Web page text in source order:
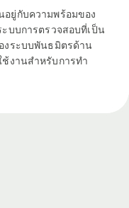
อยู่กับความพร้อมของ
บบการตรวจสอบที่เป็น
งระบบพันธมิตรด้าน
ช้งานสำหรับการทำ